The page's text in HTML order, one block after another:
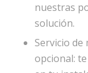
nuestras
solución.
Servicio
opcional: